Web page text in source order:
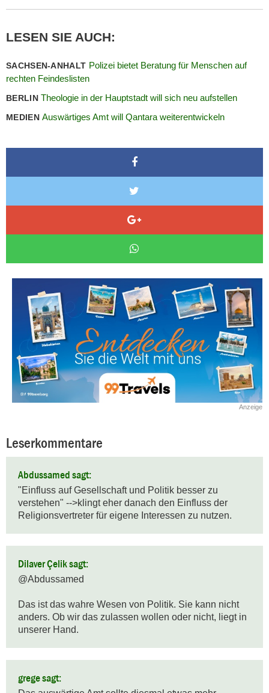
LESEN SIE AUCH:
SACHSEN-ANHALT Polizei bietet Beratung für Menschen auf
rechten Feindeslisten
BERLINTheologie in der Hauptstadt will sich neu aufstellen
MEDIENAuswärtiges Amt will Qantara weiterentwickeln
Anzeige
Leserkommentare
Abdussamed sagt:
"Einfluss auf Gesellschaft und Politik besser zu
verstehen" -->klingt eher danach den Einfluss der
Religionsvertreter für eigene Interessen zu nutzen.
Dilaver Çelik sagt:
@Abdussamed
Das ist das wahre Wesen von Politik. Sie kann nicht
anders. Ob wir das zulassen wollen oder nicht, liegt in
unserer Hand.
grege sagt: